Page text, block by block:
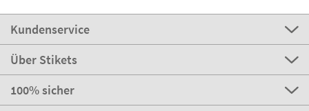
Kundenservice
Über Stikets
100% sicher